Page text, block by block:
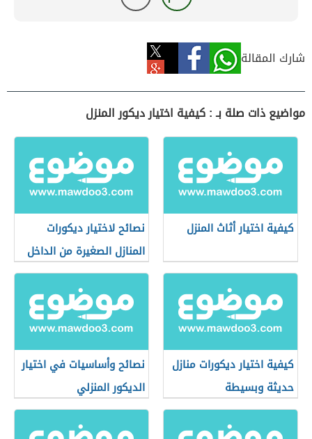
شارك المقالة
مواضيع ذات صلة بـ : كيفية اختيار ديكور المنزل
كيفية اختيار أثاث المنزل
نصائح لاختيار ديكورات
المنازل الصغيرة من الداخل
كيفية اختيار ديكورات منازل
حديثة وبسيطة
نصائح وأساسيات في اختيار
الديكور المنزلي